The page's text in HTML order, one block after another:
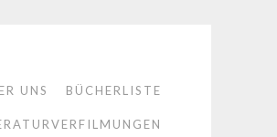
UNS BÜCHERLISTE